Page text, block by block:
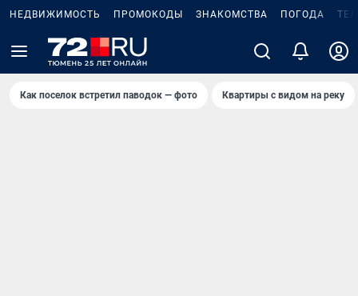
НЕДВИЖИМОСТЬ ПРОМОКОДЫ ЗНАКОМСТВА ПОГОДА
Как поселок встретил паводок — фото Квартиры с видом на реку